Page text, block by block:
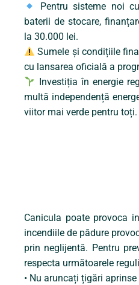
Pentru sisteme noi
baterii de stocare,
la 30.000 lei.
Sumele și condițiile
cu lansarea oficială a
Investiția în energie
multă independență
viitor mai verde pentru toți.
Canicula poate provoca
incendiile de pădure
prin neglijentă. Pentru
respecta următoarele
• Nu aruncați țigări